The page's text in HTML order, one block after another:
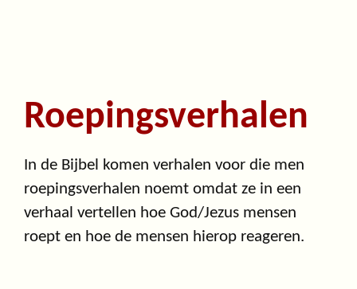
Roepingsverhalen
In de Bijbel komen verhalen voor die men
roepingsverhalen noemt omdat ze in een
verhaal vertellen hoe God/Jezus mensen
roept en hoe de mensen hierop reageren.